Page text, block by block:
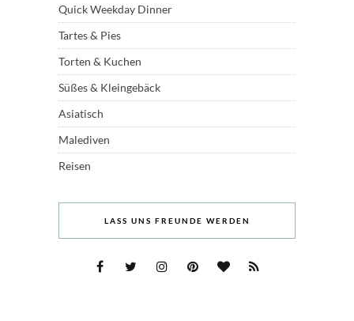
Quick Weekday Dinner
Tartes & Pies
Torten & Kuchen
Süßes & Kleingebäck
Asiatisch
Malediven
Reisen
LASS UNS FREUNDE WERDEN